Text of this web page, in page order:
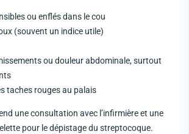
ou enflés dans le cou
(souvent un indice utile)
ou douleur abdominale, surtout
taches rouges au palais
une consultation avec l’infirmière et une
pour le dépistage du streptocoque.